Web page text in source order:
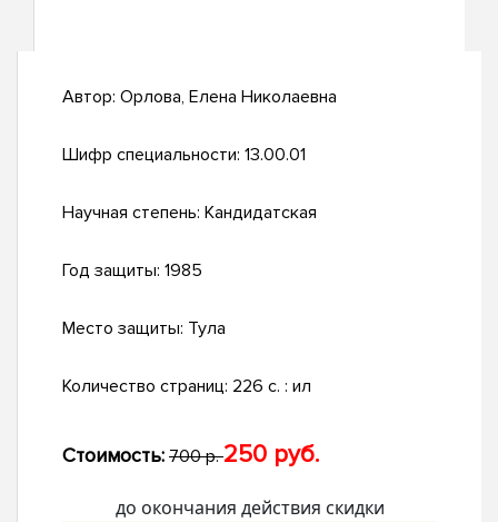
Автор: Орлова, Елена Николаевна
Шифр специальности: 13.00.01
Научная степень: Кандидатская
Год защиты: 1985
Место защиты: Тула
Количество страниц: 226 c. : ил
Стоимость: 700 р.250 руб.
до окончания действия скидки